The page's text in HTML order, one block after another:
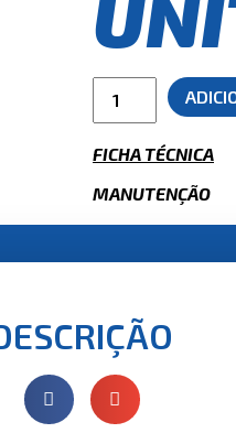
FICHA TÉCNICA
MANUTENÇÃO